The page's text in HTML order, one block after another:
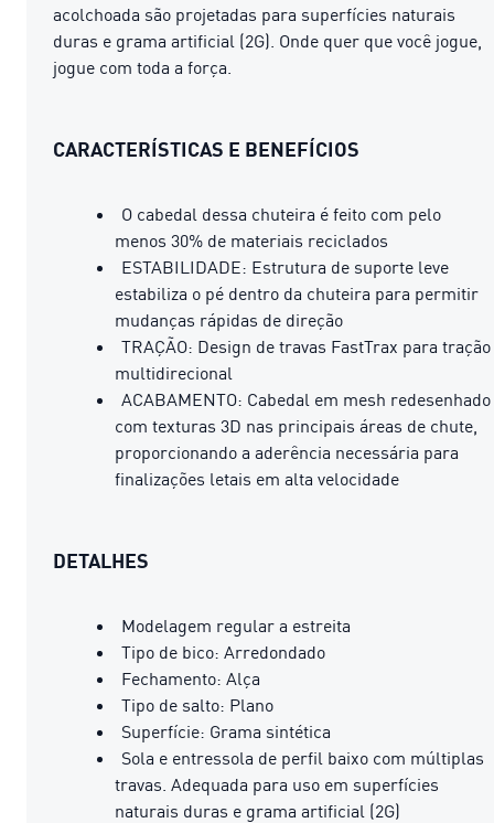
acolchoada são projetadas para superfícies naturais
duras e grama artificial (2G). Onde quer que você jogue,
jogue com toda a força.
CARACTERÍSTICAS E BENEFÍCIOS
O cabedal dessa chuteira é feito com pelo
menos 30% de materiais reciclados
ESTABILIDADE: Estrutura de suporte leve
estabiliza o pé dentro da chuteira para permitir
mudanças rápidas de direção
TRAÇÃO: Design de travas FastTrax para tração
multidirecional
ACABAMENTO: Cabedal em mesh redesenhado
com texturas 3D nas principais áreas de chute,
proporcionando a aderência necessária para
finalizações letais em alta velocidade
DETALHES
Modelagem regular a estreita
Tipo de bico: Arredondado
Fechamento: Alça
Tipo de salto: Plano
Superfície: Grama sintética
Sola e entressola de perfil baixo com múltiplas
travas. Adequada para uso em superfícies
naturais duras e grama artificial (2G)